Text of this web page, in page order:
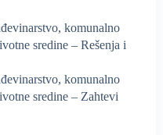
komunalno
sredine – Rešenja i
komunalno
sredine – Zahtevi